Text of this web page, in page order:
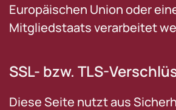
Europäischen Union oder
Mitgliedstaats verarbeitet
SSL- bzw. TLS-
Diese Seite nutzt aus